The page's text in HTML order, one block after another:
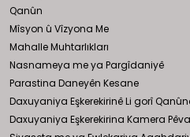
Qanûn
Mîsyon û Vîzyona Me
Mahalle Muhtarlıkları
Nasnameya me ya Pargîdaniyê
Parastina Daneyên Kesane
Daxuyaniya Eşkerekirinê Li gorî
Daxuyaniya Eşkerekirina Kamera